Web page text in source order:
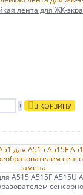
лента для ЖК-
+ В КОРЗИНУ
A515 A515F A515U